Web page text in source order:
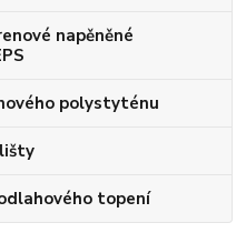
napěněné
polystyténu
topení